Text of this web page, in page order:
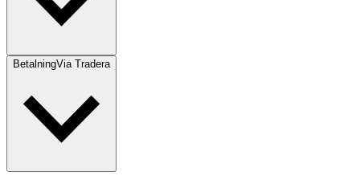
BetalningVia Tradera